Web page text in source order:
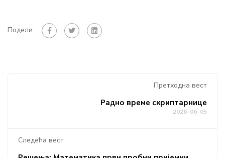
Подели:
Претходна вест
Радно време скриптарнице
2026-06-05
Следећа вест